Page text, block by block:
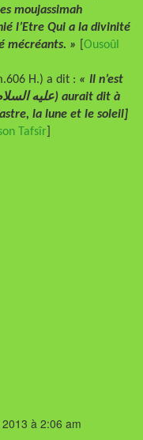
moujassimah
l’Etre Qui a la divinité
mécréants. »
Ousoûl
H.) a dit : « Il n’est
la lune et le soleil]
Tafsîr
à 2:06 am